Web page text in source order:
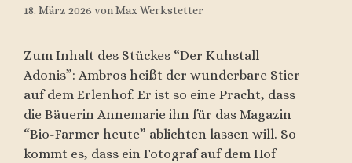
18. März 2026 vonMax Werkstetter
Zum Inhalt des Stückes “Der Kuhstall-
Adonis”: Ambros heißt der wunderbare Stier
auf dem Erlenhof. Er ist so eine Pracht, dass
die Bäuerin Annemarie ihn für das Magazin
“Bio-Farmer heute” ablichten lassen will. So
kommt es, dass ein Fotograf auf dem Hof